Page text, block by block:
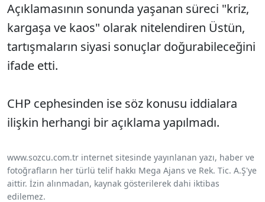
Açıklamasının sonunda yaşanan süreci "kriz,
kargaşa ve kaos" olarak nitelendiren Üstün,
tartışmaların siyasi sonuçlar doğurabileceğini
ifade etti.
CHP cephesinden ise söz konusu iddialara
ilişkin herhangi bir açıklama yapılmadı.
www.sozcu.com.tr internet sitesinde yayınlanan yazı, haber ve
fotoğrafların her türlü telif hakkı Mega Ajans ve Rek. Tic. A.Ş'ye
aittir. İzin alınmadan, kaynak gösterilerek dahi iktibas
edilemez.